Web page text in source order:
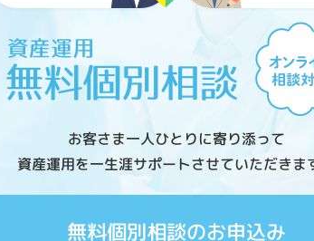
お客さま一人ひとりに寄り添って
資産運用を一生涯サポートさせていただきま
無料個別相談のお申込み